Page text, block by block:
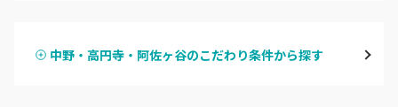
中野・高円寺・阿佐ヶ谷のこだわり条件から探す